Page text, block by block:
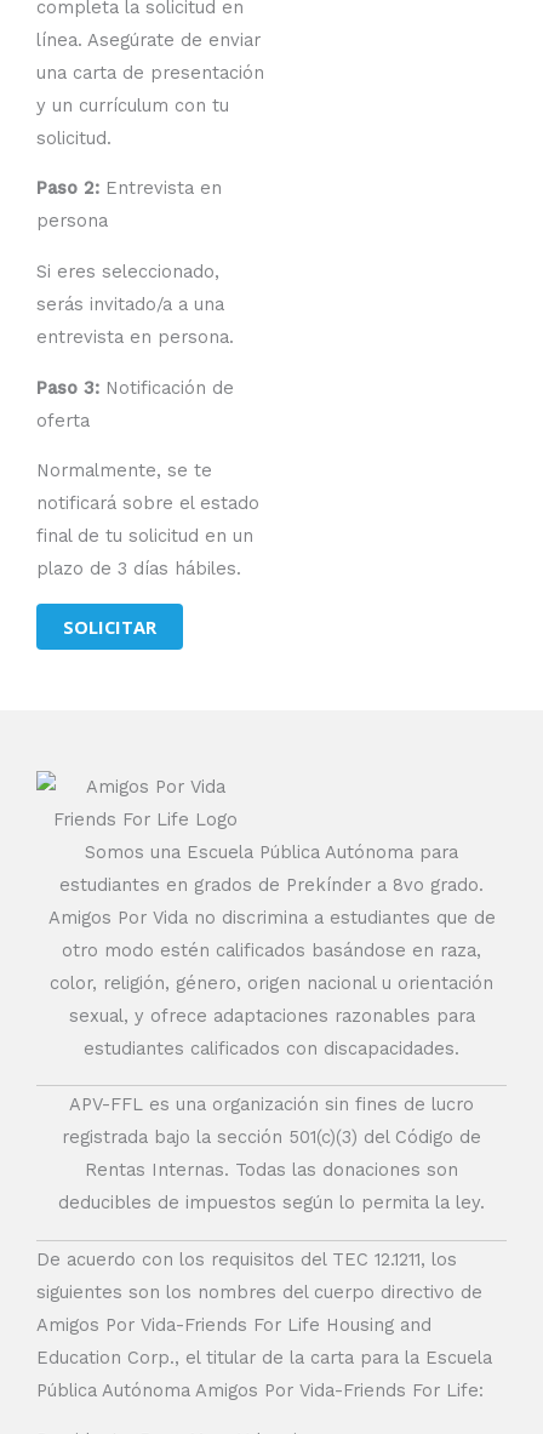
completa la solicitud en
línea. Asegúrate de enviar
una carta de presentación
y un currículum con tu
solicitud.
Paso 2: Entrevista en
persona
Si eres seleccionado,
serás invitado/a a una
entrevista en persona.
Paso 3: Notificación de
oferta
Normalmente, se te
notificará sobre el estado
final de tu solicitud en un
plazo de 3 días hábiles.
SOLICITAR
Somos una Escuela Pública Autónoma para
estudiantes en grados de Prekínder a 8vo grado.
Amigos Por Vida no discrimina a estudiantes que de
otro modo estén calificados basándose en raza,
color, religión, género, origen nacional u orientación
sexual, y ofrece adaptaciones razonables para
estudiantes calificados con discapacidades.
APV-FFL es una organización sin fines de lucro
registrada bajo la sección 501(c)(3) del Código de
Rentas Internas. Todas las donaciones son
deducibles de impuestos según lo permita la ley.
De acuerdo con los requisitos del TEC 12.1211, los
siguientes son los nombres del cuerpo directivo de
Amigos Por Vida-Friends For Life Housing and
Education Corp., el titular de la carta para la Escuela
Pública Autónoma Amigos Por Vida-Friends For Life: